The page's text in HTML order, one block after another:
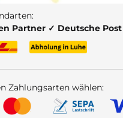
Partner ✓ Deutsche
Zahlungsarten wählen: